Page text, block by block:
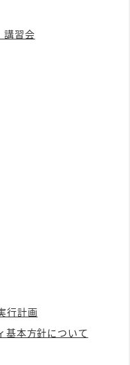
習会
行計画
基本方針について